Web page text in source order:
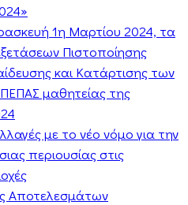
1η Μαρτίου 2024, τα
Πιστοποίησης
και Κατάρτισης των
μαθητείας της
με το νέο νόμο για την
περιουσίας στις
Αποτελεσμάτων